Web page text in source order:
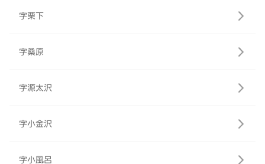
字栗下
字桑原
字源太沢
字小金沢
字小風呂